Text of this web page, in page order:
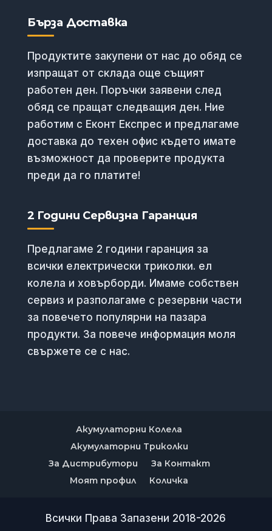
Бърза Доставка
Продуктите закупени от нас до обяд се
изпращат от склада още същият
работен ден. Поръчки заявени след
обяд се пращат следващия ден. Ние
работим с Еконт Експрес и предлагаме
доставка до техен офис където имате
възможност да проверите продукта
преди да го платите!
2 Години Сервизна Гаранция
Предлагаме 2 години гаранция за
всички електрически триколки. ел
колела и ховърборди. Имаме собствен
сервиз и разполагаме с резервни части
за повечето популярни на пазара
продукти. За повече информация моля
свържете се с нас.
Акумулаторни Колела
Акумулаторни Триколки
За Дистрибутори
За Контакт
Моят профил
Количка
Всички Права Запазени 2018-2026